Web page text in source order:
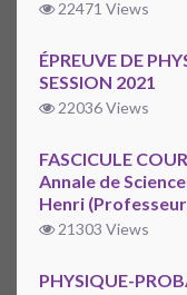
22471 Views
ÉPREUVE DE
SESSION 2021
22036 Views
FASCICULE
Annale de
Henri
21303 Views
PHYSIQUE-